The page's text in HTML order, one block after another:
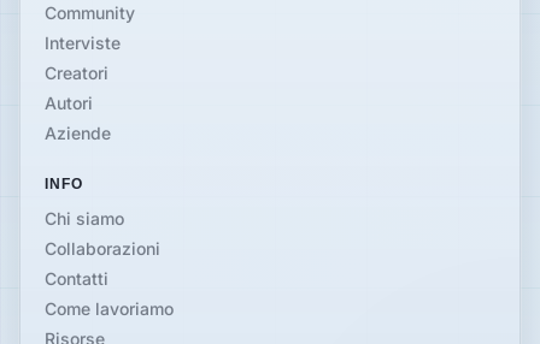
Community
Interviste
Creatori
Autori
Aziende
INFO
Chi siamo
Collaborazioni
Contatti
Come lavoriamo
Risorse